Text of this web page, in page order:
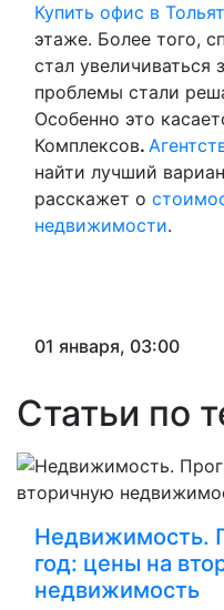
Купить офис в
этаже. Более того,
стал увеличиваться
проблемы стали
Особенно это
Комплексов.
найти лучший
расскажет о
недвижимости.
01 января, 03:00
Статьи по
Недвижимость.
год: цены на
недвижимость